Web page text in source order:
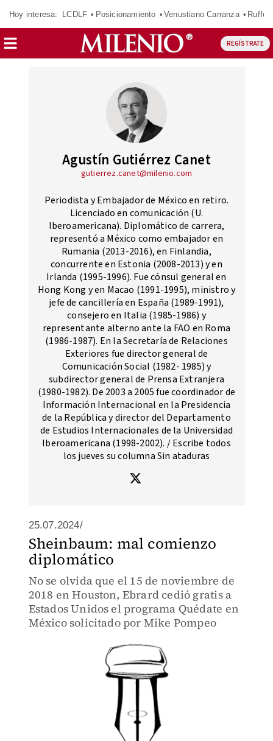
Hoy interesa: LCDLF Posicionamiento Venustiano Carranza Ruffo
REGÍSTRATE
Agustín Gutiérrez Canet
gutierrez.canet@milenio.com
Periodista y Embajador de México en retiro.
Licenciado en comunicación (U.
Iberoamericana). Diplomático de carrera,
representó a México como embajador en
Rumania (2013-2016), en Finlandia,
concurrente en Estonia (2008-2013) y en
Irlanda (1995-1996). Fue cónsul general en
Hong Kong y en Macao (1991-1995), ministro y
jefe de cancillería en España (1989-1991),
consejero en Italia (1985-1986) y
representante alterno ante la FAO en Roma
(1986-1987). En la Secretaría de Relaciones
Exteriores fue director general de
Comunicación Social (1982- 1985) y
subdirector general de Prensa Extranjera
(1980-1982). De 2003 a 2005 fue coordinador de
Información Internacional en la Presidencia
de la República y director del Departamento
de Estudios Internacionales de la Universidad
Iberoamericana (1998-2002). / Escribe todos
los jueves su columna Sin ataduras
25.07.2024/
Sheinbaum: mal comienzo
diplomático
No se olvida que el 15 de noviembre de
2018 en Houston, Ebrard cedió gratis a
Estados Unidos el programa Quédate en
México solicitado por Mike Pompeo